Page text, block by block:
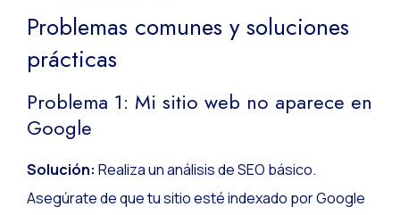
Problemas comunes y soluciones
prácticas
Problema 1: Mi sitio web no aparece en
Google
Solución: Realiza un análisis de SEO básico.
Asegúrate de que tu sitio esté indexado por Google